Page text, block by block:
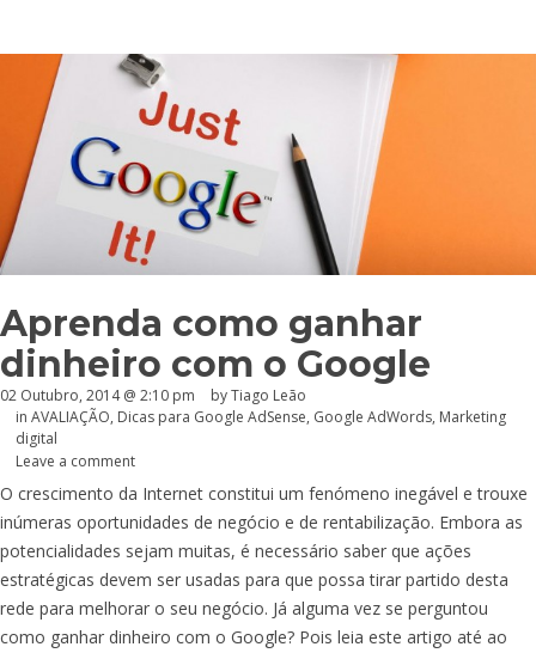
Aprenda como ganhar
dinheiro com o Google
02 Outubro, 2014 @ 2:10 pm
by Tiago Leão
in AVALIAÇÃO, Dicas para Google AdSense, Google AdWords, Marketing
digital
Leave a comment
O crescimento da Internet constitui um fenómeno inegável e trouxe
inúmeras oportunidades de negócio e de rentabilização. Embora as
potencialidades sejam muitas, é necessário saber que ações
estratégicas devem ser usadas para que possa tirar partido desta
rede para melhorar o seu negócio. Já alguma vez se perguntou
como ganhar dinheiro com o Google? Pois leia este artigo até ao